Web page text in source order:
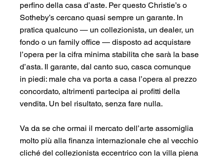
perfino della casa d’aste. Per questo Christie’s o
Sotheby’s cercano quasi sempre un garante. In
pratica qualcuno — un collezionista, un dealer, un
fondo o un family office — disposto ad acquistare
l’opera per la cifra minima stabilita che sarà la base
d’asta. Il garante, dal canto suo, casca comunque
in piedi: male cha va porta a casa l’opera al prezzo
concordato, altrimenti partecipa ai profitti della
vendita. Un bel risultato, senza fare nulla.
Va da se che ormai il mercato dell’arte assomiglia
molto più alla finanza internazionale che al vecchio
cliché del collezionista eccentrico con la villa piena